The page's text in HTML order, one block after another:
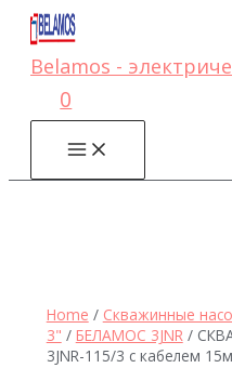
Перейти
содержимому
Belamos -
0
MAIN
MENU
Home / Скважинные
3" / БЕЛАМОС 3JNR/
3JNR-115/3 с кабелем 15м